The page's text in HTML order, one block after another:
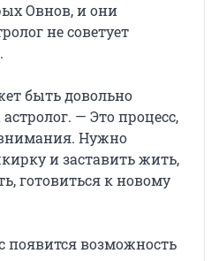
Овнов, и они
не советует
быть довольно
— Это процесс,
Нужно
и заставить жить,
готовиться к новому
появится возможность